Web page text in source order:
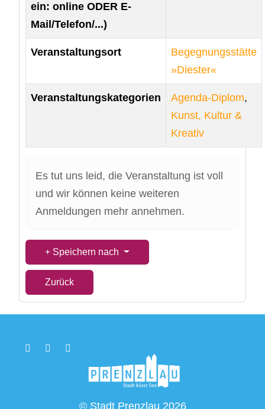
ein: online ODER E-
Mail/Telefon/...)
Veranstaltungsort
Begegnungsstätte
»Diester«
Veranstaltungskategorien Agenda-Diplom,
Kunst, Kultur &
Kreativ
Es tut uns leid, die Veranstaltung ist voll
und wir können keine weiteren
Anmeldungen mehr annehmen.
Speichern nach
Zurück
© Stadt Prenzlau 2026